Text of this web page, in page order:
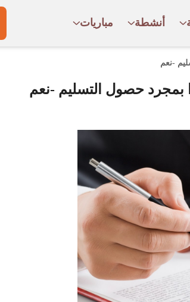
أنشطة مباريات
-نعم
بمجرد حصول التسليم -نعم